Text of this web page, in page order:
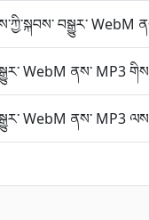
བསྒྱུར་ WebM
WebM ནས་ MP3
WebM ནས་ MP3